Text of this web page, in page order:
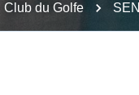
Club du Golfe